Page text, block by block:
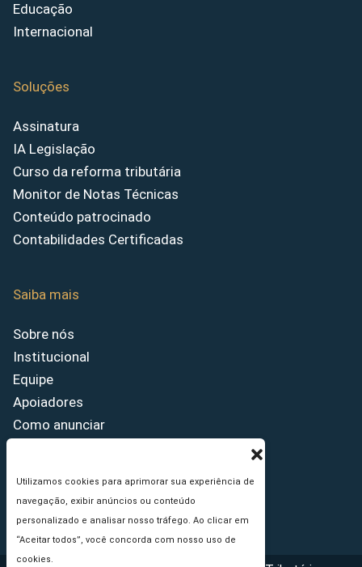
Utilizamos cookies para aprimorar sua experiência de
navegação, exibir anúncios ou conteúdo
personalizado e analisar nosso tráfego. Ao clicar em
“Aceitar todos”, você concorda com nosso uso de
cookies.
Educação
Internacional
Soluções
Assinatura
IA Legislação
Curso da reforma tributária
Monitor de Notas Técnicas
Conteúdo patrocinado
Contabilidades Certificadas
Saiba mais
Sobre nós
Institucional
Equipe
Apoiadores
Como anunciar
Princípios Editoriais